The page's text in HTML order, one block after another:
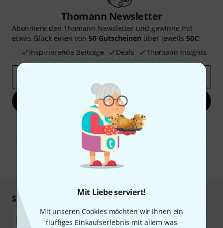
Mit Liebe serviert!
Mit unseren Cookies möchten wir Ihnen ein
fluffiges Einkaufserlebnis mit allem was
Thomann Newsletter
Abonniere den Thomann Newsletter und gewinne mit
etwas Glück einen von 50 Gutscheinen über jeweils 50€!
Inspirierende Beiträge
Deals Thomann Insights
Jetzt anmelden
Mit Klick auf „Jetzt anmelden“ stimmen Sie dem Erhalt von E-Mail-
Werbung und einer Messung des E-Mail-Nutzungsverhaltens zu. Die
Abmeldung ist jederzeit möglich. Weitere Informationen finden Sie in
unseren
Datenschutzhinweisen
* Pflichtfeld
Sicher einkaufen & bezahlen